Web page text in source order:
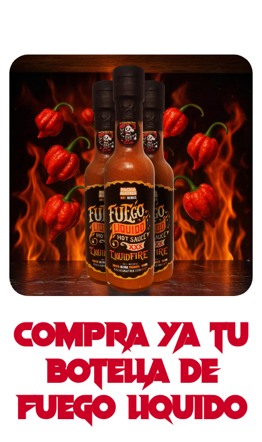
compra ya tu
botella de
fuego liquido